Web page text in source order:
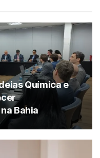
a iniciativa representa
Química e
Bahia